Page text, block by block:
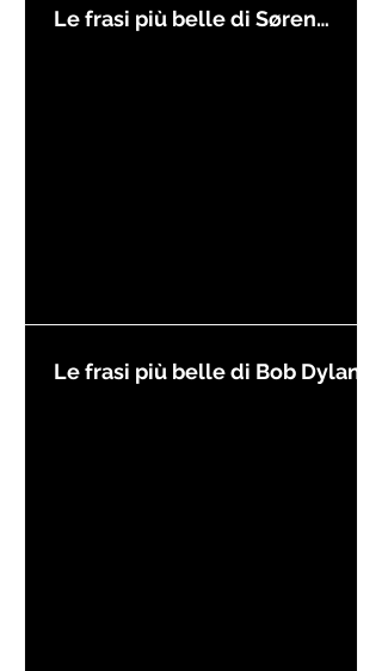
Le frasi più belle di Søren
Le frasi più belle di Bob Dylan